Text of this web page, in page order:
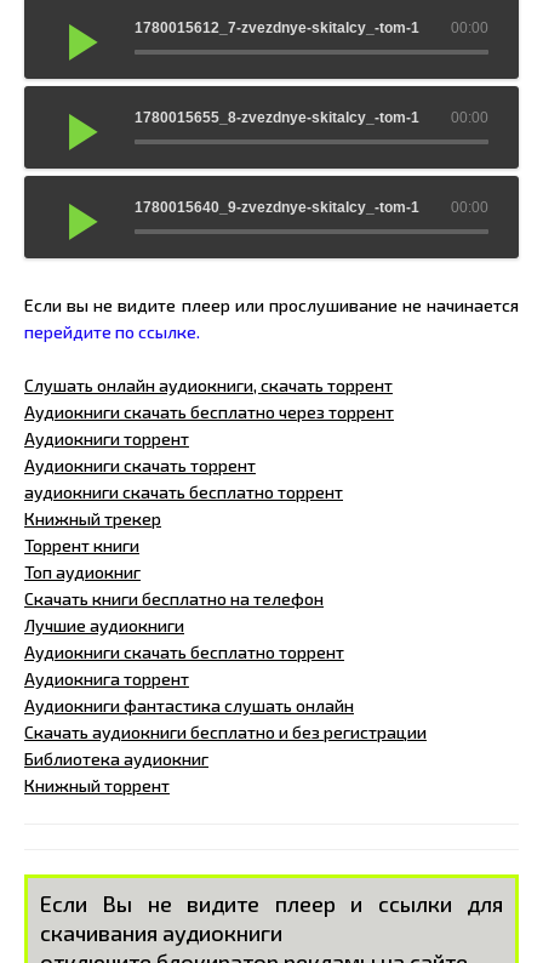
00:00
1780015612_7-zvezdnye-skitalcy_-tom-1
00:00
1780015655_8-zvezdnye-skitalcy_-tom-1
00:00
1780015640_9-zvezdnye-skitalcy_-tom-1
Если вы не видите плеер или прослушивание не начинается
перейдите по ссылке.
Слушать онлайн аудиокниги, скачать торрент
Аудиокниги скачать бесплатно через торрент
Аудиокниги торрент
Аудиокниги скачать торрент
аудиокниги скачать бесплатно торрент
Книжный трекер
Торрент книги
Топ аудиокниг
Скачать книги бесплатно на телефон
Лучшие аудиокниги
Аудиокниги скачать бесплатно торрент
Аудиокнига торрент
Аудиокниги фантастика слушать онлайн
Скачать аудиокниги бесплатно и без регистрации
Библиотека аудиокниг
Книжный торрент
Если Вы не видите плеер и ссылки для
скачивания аудиокниги